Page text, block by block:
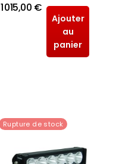
1 015,00 €
Ajouter
au
panier
Rupture de stock